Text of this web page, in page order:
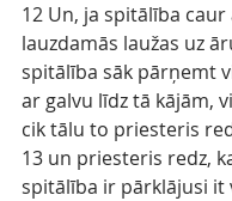
12 Un, ja spitālība caur
lauzdamās laužas uz
spitālība sāk pārņemt
ar galvu līdz tā kājām,
cik tālu to priesteris
13 un priesteris redz,
spitālība ir pārklājusi it